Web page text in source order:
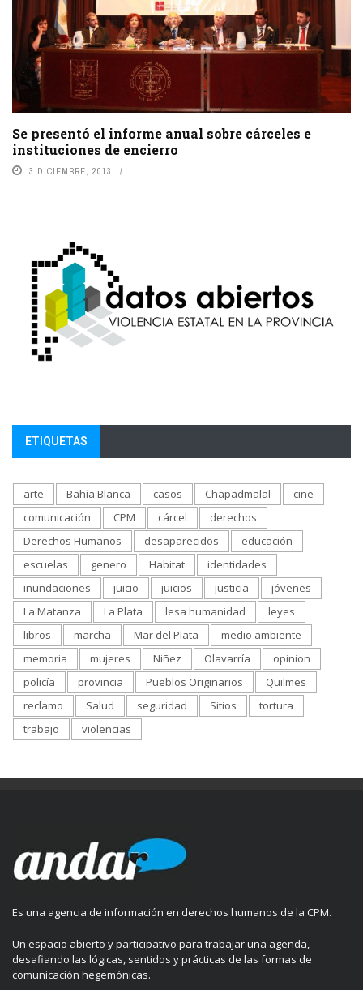
Se presentó el informe anual sobre cárceles e
instituciones de encierro
3 DICIEMBRE, 2013
ETIQUETAS
arte Bahía Blanca casos Chapadmalal
cine
comunicación
CPM cárcel
derechos
Derechos Humanos
desaparecidos
educación
escuelas
genero Habitat
identidades
inundaciones
juicio juicios justicia
jóvenes
La Matanza
La Plata lesa humanidad
leyes
libros
marcha Mar del Plata
medio ambiente
memoria
mujeres Niñez Olavarría
opinion
policía
provincia Pueblos Originarios
Quilmes
reclamo
Salud seguridad Sitios
tortura
trabajo
violencias
Es una agencia de información en derechos humanos de la CPM.
Un espacio abierto y participativo para trabajar una agenda,
desafiando las lógicas, sentidos y prácticas de las formas de
comunicación hegemónicas.